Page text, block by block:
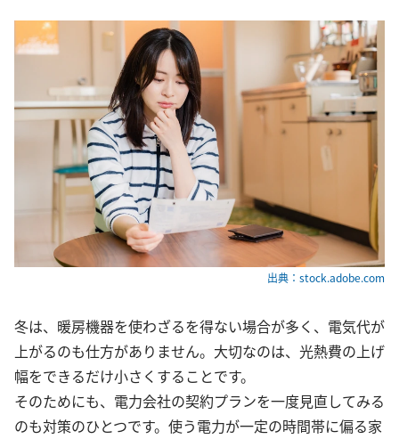
出典：stock.adobe.com
冬は、暖房機器を使わざるを得ない場合が多く、電気代が
上がるのも仕方がありません。大切なのは、光熱費の上げ
幅をできるだけ小さくすることです。
そのためにも、電力会社の契約プランを一度見直してみる
のも対策のひとつです。使う電力が一定の時間帯に偏る家